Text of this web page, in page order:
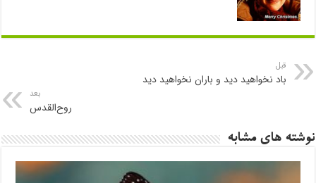
قبل
باد نخواهيد ديد و باران نخواهيد ديد
بعد
روح‌القدس
نوشته های مشابه